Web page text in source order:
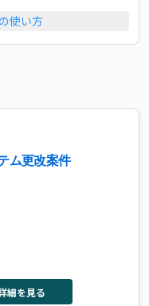
使い方
ム更改案件
細を見る